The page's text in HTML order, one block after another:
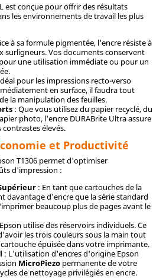
est conçue pour offrir des résultats
les environnements de travail les plus
à sa formule pigmentée, l'encre résiste à
surligneurs. Vos documents conservent
une utilisation immédiate ou pour un
pour les impressions recto-verso
en surface, il faudra tout
la manipulation des feuilles.
: Que vous utilisez du papier recyclé, du
photo, l'encre DURABrite Ultra assure
contrastes élevés.
et Productivité
T1306 permet d'optimiser
d'impression :
: En tant que cartouches de la
davantage d'encre que la série standard
beaucoup plus de pages avant le
utilise des réservoirs individuels. Ce
les trois couleurs sous la main tout
épuisée dans votre imprimante.
: L'utilisation d'encres d'origine Epson
MicroPiezopermanente de votre
de nettoyage privilégiés en encre.